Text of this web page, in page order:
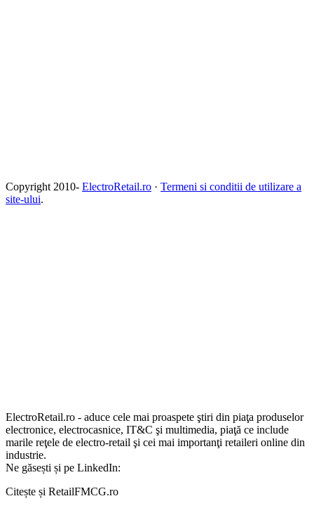
Copyright 2010- ElectroRetail.ro · Termeni si conditii de utilizare a
site-ului.
ElectroRetail.ro - aduce cele mai proaspete ştiri din piaţa produselor
electronice, electrocasnice, IT&C şi multimedia, piaţă ce include
marile reţele de electro-retail şi cei mai importanţi retaileri online din
industrie.
Ne găsești și pe LinkedIn:
Citește și RetailFMCG.ro